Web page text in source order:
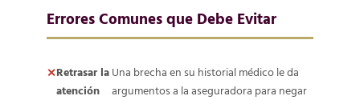
Errores Comunes que Debe Evitar
Retrasar la
atención
Una brecha en su historial médico le da
argumentos a la aseguradora para negar